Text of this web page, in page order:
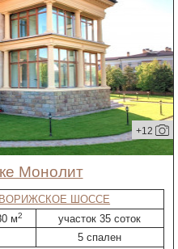
+12
Монолит
ШОССЕ
м2
участок 35 соток
5 спален